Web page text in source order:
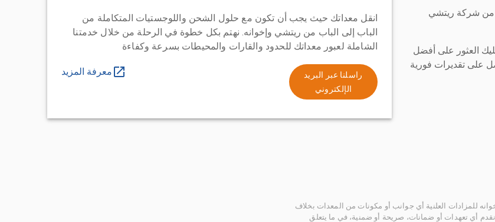
من شركة ريتشي
العثور على أفضل
على تقديرات فورية
انقل معداتك حيث يجب أن تكون مع حلول الشحن واللوجستيات المتكاملة من
الباب إلى الباب من ريتشي وإخوانه. نهتم بكل خطوة في الرحلة من خلال خدمتنا
الشاملة لعبور معداتك للحدود والقارات والمحيطات بسرعة وكفاءة
راسلنا عبر البريد
الإلكتروني
معرفة المزيد
للمزادات العلنية أي جوانب أو مكونات من المعدات بخلاف
أي تعهدات أو ضمانات، صريحة أو ضمنية، في ما يتعلق